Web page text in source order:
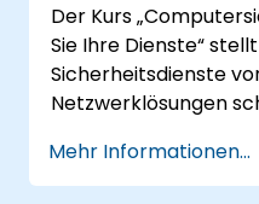
Der Kurs
Sie Ihre Dienste“
Sicherheitsdienste
Netzwerklösungen
Vertraulichkeit und
Einsatz von
Mehr Informationen...